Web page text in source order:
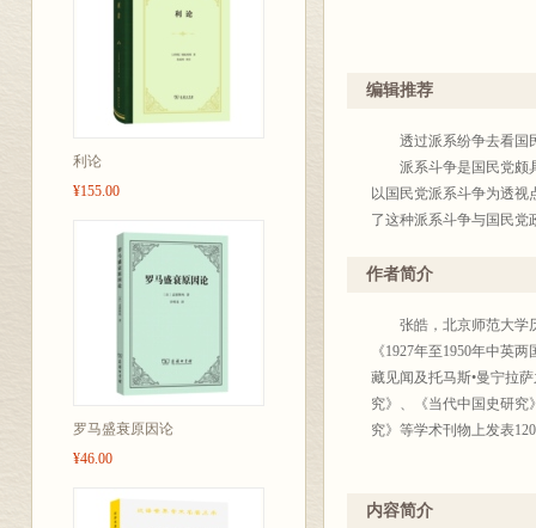
利论
¥155.00
罗马盛衰原因论
¥46.00
编辑推荐
透过派系纷争去看国民
派系斗争是国民党颇
以国民党派系斗争为透视
了这种派系斗争与国民党
作者简介
张皓，北京师范大学历
《1927年至1950年中英
藏见闻及托马斯•曼宁拉
究》、《当代中国史研究
究》等学术刊物上发表
内容简介